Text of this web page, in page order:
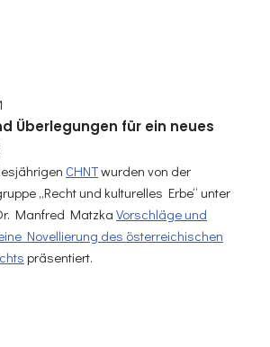
Überlegungen für ein neues
CHNTwurden von der
„Recht und kulturelles Erbe“ unter
Manfred Matzka Vorschläge und
Novellierung des österreichischen
präsentiert.